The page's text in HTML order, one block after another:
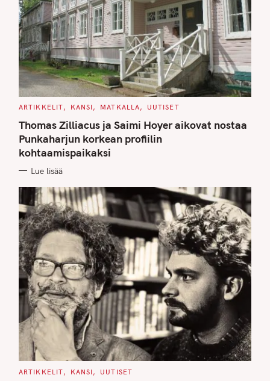
C
T
E
G
O
R
I
S
ARTIKKELIT KANSI MATKALLA UUTISET
Thomas Zilliacus ja Saimi Hoyer aikovat nostaa
Punkaharjun korkean profiilin
kohtaamispaikaksi
Lue lisää
C
ARTIKKELIT KANSI UUTISET